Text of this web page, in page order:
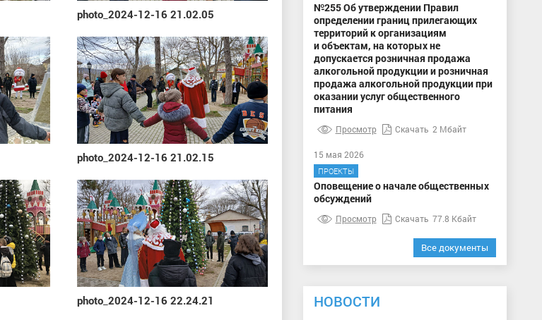
photo_2024-12-16 21.02.05
photo_2024-12-16 21.02.15
photo_2024-12-16 22.24.21
№255 Об утверждении Правил
определении границ прилегающих
территорий к организациям
и объектам, на которых не
допускается розничная продажа
алкогольной продукции и розничная
продажа алкогольной продукции при
оказании услуг общественного
питания
Просмотр Скачать 2 Мбайт
15 мая 2026
ПРОЕКТЫ
Оповещение о начале общественных
обсуждений
Просмотр Скачать 77.8 Кбайт
Все документы
НОВОСТИ